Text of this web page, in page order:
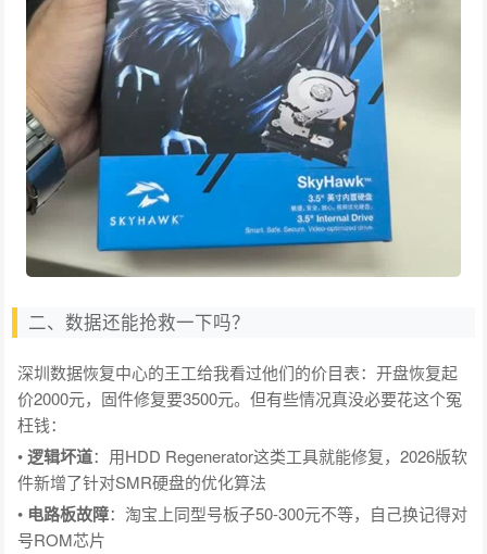
二、数据还能抢救一下吗？
深圳数据恢复中心的王工给我看过他们的价目表：开盘恢复起
价2000元，固件修复要3500元。但有些情况真没必要花这个冤
枉钱：
•逻辑坏道：用HDD Regenerator这类工具就能修复，2026版软
件新增了针对SMR硬盘的优化算法
• 电路板故障：淘宝上同型号板子50-300元不等，自己换记得对
号ROM芯片